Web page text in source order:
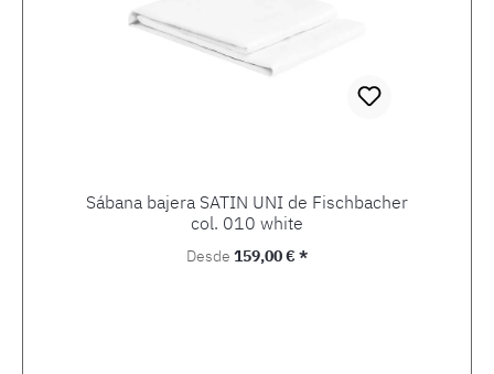
Sábana bajera SATIN UNI de Fischbacher
col. 010 white
Precio normal:
Desde 159,00 € *